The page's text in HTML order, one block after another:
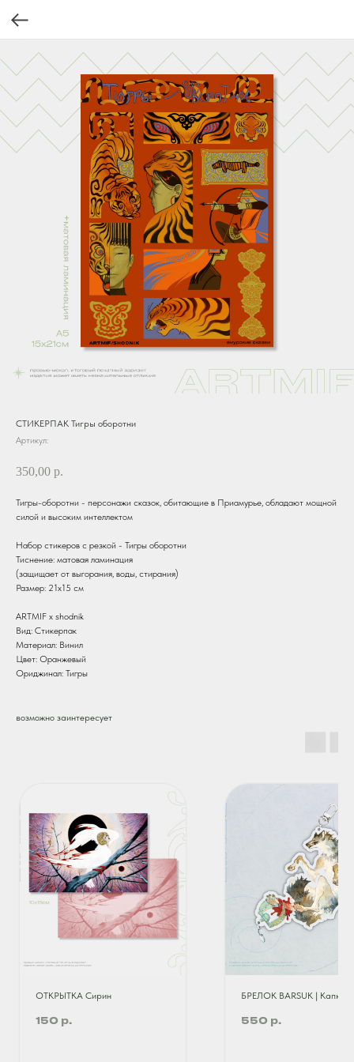
СТИКЕРПАК Тигры оборотни
Артикул:
350,00 р.
Тигры-оборотни - персонажи сказок, обитающие в Приамурье, обладают мощной
силой и высоким интеллектом
Набор стикеров с резкой - Тигры оборотни
Тиснение: матовая ламинация
(защищает от выгорания, воды, стирания)
Размер: 21х15 см
ARTMIF х shodnik
Вид: Стикерпак
Материал: Винил
Цвет: Оранжевый
Ориджинал: Тигры
возможно заинтересует
ОТКРЫТКА Сирин
150 р.
БРЕЛОК BARSUK | Капкан
550 р.